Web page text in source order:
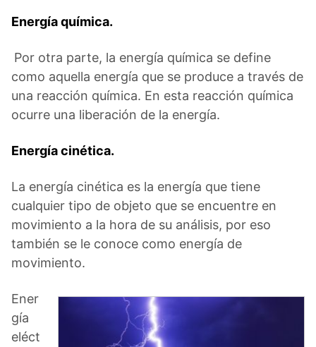
Energía química.
Por otra parte, la energía química se define
como aquella energía que se produce a través de
una reacción química. En esta reacción química
ocurre una liberación de la energía.
Energía cinética.
La energía cinética es la energía que tiene
cualquier tipo de objeto que se encuentre en
movimiento a la hora de su análisis, por eso
también se le conoce como energía de
movimiento.
Ener
gía
eléct